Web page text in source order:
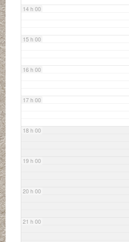
14 h 00
15 h 00
16 h 00
17 h 00
18 h 00
19 h 00
20 h 00
21 h 00